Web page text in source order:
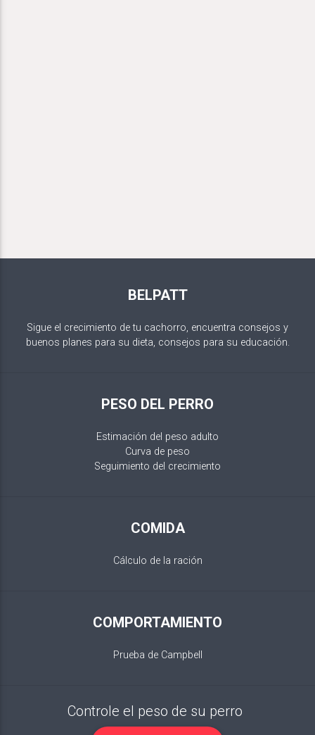
BELPATT
Sigue el crecimiento de tu cachorro, encuentra consejos y
buenos planes para su dieta, consejos para su educación.
PESO DEL PERRO
Estimación del peso adulto
Curva de peso
Seguimiento del crecimiento
COMIDA
Cálculo de la ración
COMPORTAMIENTO
Prueba de Campbell
Controle el peso de su perro